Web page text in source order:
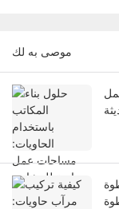
موصى به لك